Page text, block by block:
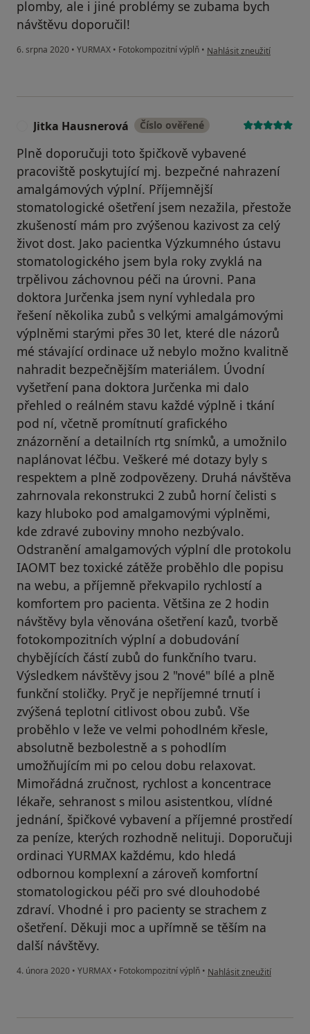
plomby, ale i jiné problémy se zubama bych
návštěvu doporučil!
6. srpna 2020 • YURMAX • Fotokompozitní výplň • podle názoru uživatele O.K.
Nahlásit zneužití
Jitka Hausnerová Číslo ověřené
Plně doporučuji toto špičkově vybavené
pracoviště poskytující mj. bezpečné nahrazení
amalgámových výplní. Příjemnější
stomatologické ošetření jsem nezažila, přestože
zkušeností mám pro zvýšenou kazivost za celý
život dost. Jako pacientka Výzkumného ústavu
stomatologického jsem byla roky zvyklá na
trpělivou záchovnou péči na úrovni. Pana
doktora Jurčenka jsem nyní vyhledala pro
řešení několika zubů s velkými amalgámovými
výplněmi starými přes 30 let, které dle názorů
mé stávající ordinace už nebylo možno kvalitně
nahradit bezpečnějším materiálem. Úvodní
vyšetření pana doktora Jurčenka mi dalo
přehled o reálném stavu každé výplně i tkání
pod ní, včetně promítnutí grafického
znázornění a detailních rtg snímků, a umožnilo
naplánovat léčbu. Veškeré mé dotazy byly s
respektem a plně zodpovězeny. Druhá návštěva
zahrnovala rekonstrukci 2 zubů horní čelisti s
kazy hluboko pod amalgamovými výplněmi,
kde zdravé zuboviny mnoho nezbývalo.
Odstranění amalgamových výplní dle protokolu
IAOMT bez toxické zátěže proběhlo dle popisu
na webu, a příjemně překvapilo rychlostí a
komfortem pro pacienta. Většina ze 2 hodin
návštěvy byla věnována ošetření kazů, tvorbě
fotokompozitních výplní a dobudování
chybějících částí zubů do funkčního tvaru.
Výsledkem návštěvy jsou 2 "nové" bílé a plně
funkční stoličky. Pryč je nepříjemné trnutí i
zvýšená teplotní citlivost obou zubů. Vše
proběhlo v leže ve velmi pohodlném křesle,
absolutně bezbolestně a s pohodlím
umožňujícím mi po celou dobu relaxovat.
Mimořádná zručnost, rychlost a koncentrace
lékaře, sehranost s milou asistentkou, vlídné
jednání, špičkové vybavení a příjemné prostředí
za peníze, kterých rozhodně nelituji. Doporučuji
ordinaci YURMAX každému, kdo hledá
odbornou komplexní a zároveň komfortní
stomatologickou péči pro své dlouhodobé
zdraví. Vhodné i pro pacienty se strachem z
ošetření. Děkuji moc a upřímně se těším na
další návštěvy.
4. února 2020 • YURMAX • Fotokompozitní výplň • podle názoru uživatele
Nahlásit zneužití